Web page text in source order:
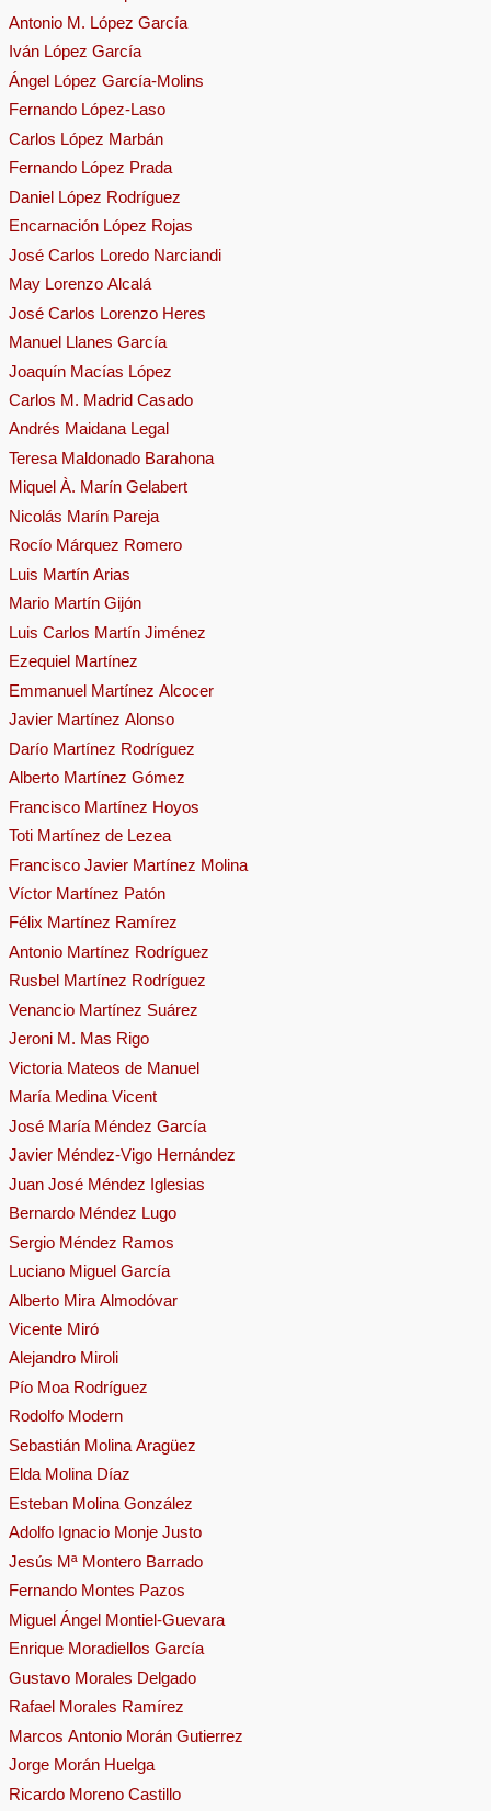
Antonio M. López García
Iván López García
Ángel López García-Molins
Fernando López-Laso
Carlos López Marbán
Fernando López Prada
Daniel López Rodríguez
Encarnación López Rojas
José Carlos Loredo Narciandi
May Lorenzo Alcalá
José Carlos Lorenzo Heres
Manuel Llanes García
Joaquín Macías López
Carlos M. Madrid Casado
Andrés Maidana Legal
Teresa Maldonado Barahona
Miquel À. Marín Gelabert
Nicolás Marín Pareja
Rocío Márquez Romero
Luis Martín Arias
Mario Martín Gijón
Luis Carlos Martín Jiménez
Ezequiel Martínez
Emmanuel Martínez Alcocer
Javier Martínez Alonso
Darío Martínez Rodríguez
Alberto Martínez Gómez
Francisco Martínez Hoyos
Toti Martínez de Lezea
Francisco Javier Martínez Molina
Víctor Martínez Patón
Félix Martínez Ramírez
Antonio Martínez Rodríguez
Rusbel Martínez Rodríguez
Venancio Martínez Suárez
Jeroni M. Mas Rigo
Victoria Mateos de Manuel
María Medina Vicent
José María Méndez García
Javier Méndez-Vigo Hernández
Juan José Méndez Iglesias
Bernardo Méndez Lugo
Sergio Méndez Ramos
Luciano Miguel García
Alberto Mira Almodóvar
Vicente Miró
Alejandro Miroli
Pío Moa Rodríguez
Rodolfo Modern
Sebastián Molina Aragüez
Elda Molina Díaz
Esteban Molina González
Adolfo Ignacio Monje Justo
Jesús Mª Montero Barrado
Fernando Montes Pazos
Miguel Ángel Montiel-Guevara
Enrique Moradiellos García
Gustavo Morales Delgado
Rafael Morales Ramírez
Marcos Antonio Morán Gutierrez
Jorge Morán Huelga
Ricardo Moreno Castillo